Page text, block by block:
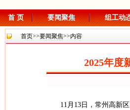
首 页 要闻聚焦 组工动
首页>>要闻聚焦>>内容
2025年度
11月13日，常州高新